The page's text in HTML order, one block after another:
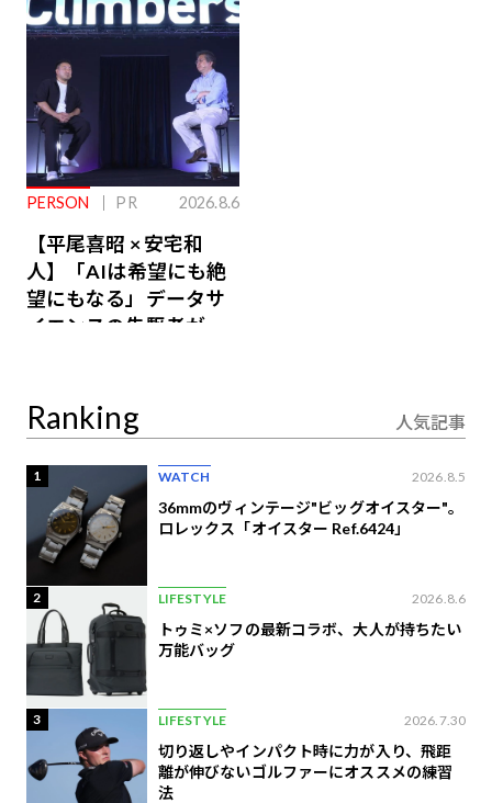
PERSON PR 2026.8.6
【平尾喜昭 × 安宅和
人】「AIは希望にも絶
望にもなる」データサ
イエンスの先駆者が語
Ranking 人気記事
1 WATCH 2026.8.5
36mmのヴィンテージ"ビッグオイスター"。
ロレックス「オイスター Ref.6424」
2 LIFESTYLE 2026.8.6
トゥミ×ソフの最新コラボ、大人が持ちたい
万能バッグ
3 LIFESTYLE 2026.7.30
切り返しやインパクト時に力が入り、飛距
離が伸びないゴルファーにオススメの練習
法